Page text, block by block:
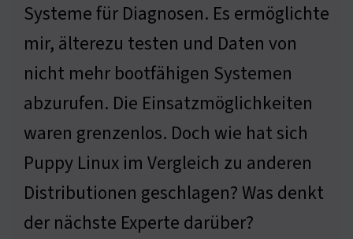
Systeme für Diagnosen. Es ermöglichte
mir, älterezu testen und Daten von
nicht mehr bootfähigen Systemen
abzurufen. Die Einsatzmöglichkeiten
waren grenzenlos. Doch wie hat sich
Puppy Linux im Vergleich zu anderen
Distributionen geschlagen? Was denkt
der nächste Experte darüber?